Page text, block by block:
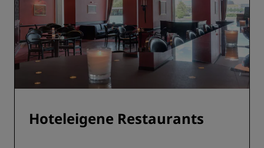
Hoteleigene Restaurants